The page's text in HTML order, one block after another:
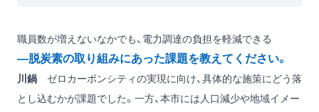
職員数が増えないなかでも、電力調達の負担を軽減できる
―脱炭素の取り組みにあった課題を教えてください。
川鍋 ゼロカーボンシティの実現に向け、具体的な施策にどう落
とし込むかが課題でした。一方、本市には人口減少や地域イメー